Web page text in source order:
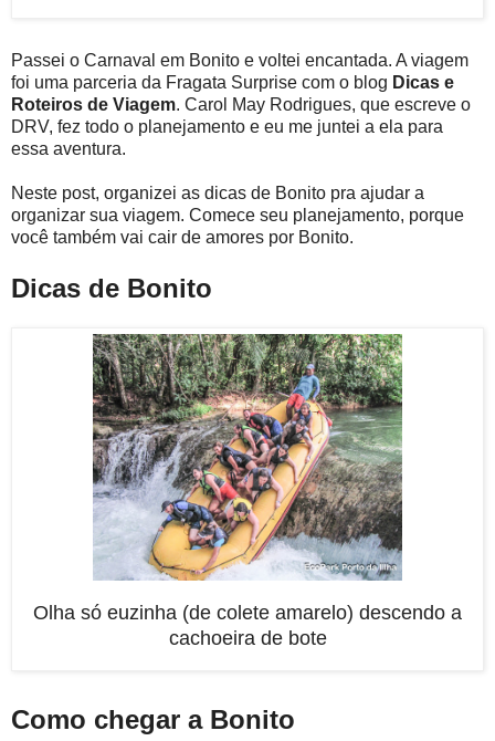
Passei o Carnaval em Bonito e voltei encantada. A viagem
foi uma parceria da Fragata Surprise com o blog Dicas e
Roteiros de Viagem. Carol May Rodrigues, que escreve o
DRV, fez todo o planejamento e eu me juntei a ela para
essa aventura.
Neste post, organizei as dicas de Bonito pra ajudar a
organizar sua viagem. Comece seu planejamento, porque
você também vai cair de amores por Bonito.
Dicas de Bonito
Olha só euzinha (de colete amarelo) descendo a
cachoeira de bote
Como chegar a Bonito